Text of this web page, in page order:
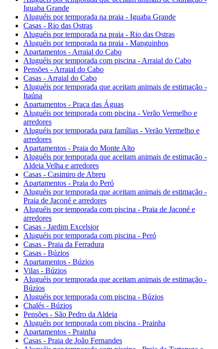
Iguaba Grande
Aluguéis por temporada na praia - Iguaba Grande
Casas - Rio das Ostras
Aluguéis por temporada na praia - Rio das Ostras
Aluguéis por temporada na praia - Manguinhos
Apartamentos - Arraial do Cabo
Aluguéis por temporada com piscina - Arraial do Cabo
Pensões - Arraial do Cabo
Casas - Arraial do Cabo
Aluguéis por temporada que aceitam animais de estimação -
Itaúna
Apartamentos - Praça das Águas
Aluguéis por temporada com piscina - Verão Vermelho e
arredores
Aluguéis por temporada para famílias - Verão Vermelho e
arredores
Apartamentos - Praia do Monte Alto
Aluguéis por temporada que aceitam animais de estimação -
Aldeia Velha e arredores
Casas - Casimiro de Abreu
Apartamentos - Praia do Peró
Aluguéis por temporada que aceitam animais de estimação -
Praia de Jaconé e arredores
Aluguéis por temporada com piscina - Praia de Jaconé e
arredores
Casas - Jardim Excelsior
Aluguéis por temporada com piscina - Peró
Casas - Praia da Ferradura
Casas - Búzios
Apartamentos - Búzios
Vilas - Búzios
Aluguéis por temporada que aceitam animais de estimação -
Búzios
Aluguéis por temporada com piscina - Búzios
Chalés - Búzios
Pensões - São Pedro da Aldeia
Aluguéis por temporada com piscina - Prainha
Apartamentos - Prainha
Casas - Praia de João Fernandes